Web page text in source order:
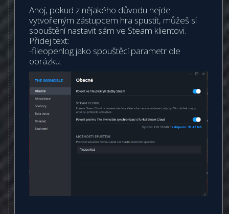
Ahoj, pokud z nějakého důvodu nejde
vytvořeným zástupcem hra spustit, můžeš si
spouštění nastavit sám ve Steam klientovi.
Přidej text:
-fileopenlog jako spouštěcí parametr dle
obrázku.